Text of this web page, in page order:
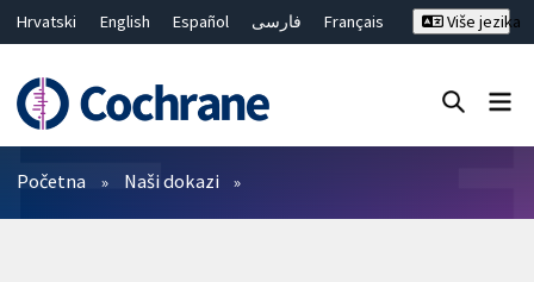
Hrvatski English Español فارسی
Français
繁體中文
简体中文
Više jezika
Prečistači
Početna Naši dokazi